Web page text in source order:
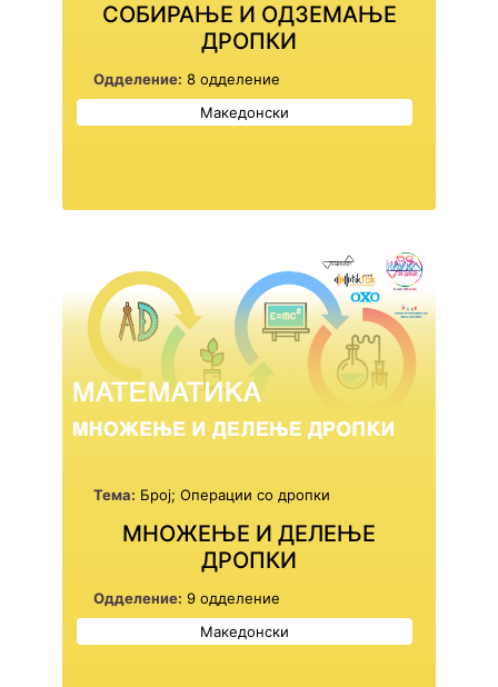
СОБИРАЊЕ И ОДЗЕМАЊЕ
ДРОПКИ
Одделение: 8 одделение
Македонски
Тема: Број; Операции со дропки
МНОЖЕЊЕ И ДЕЛЕЊЕ
ДРОПКИ
Одделение: 9 одделение
Македонски